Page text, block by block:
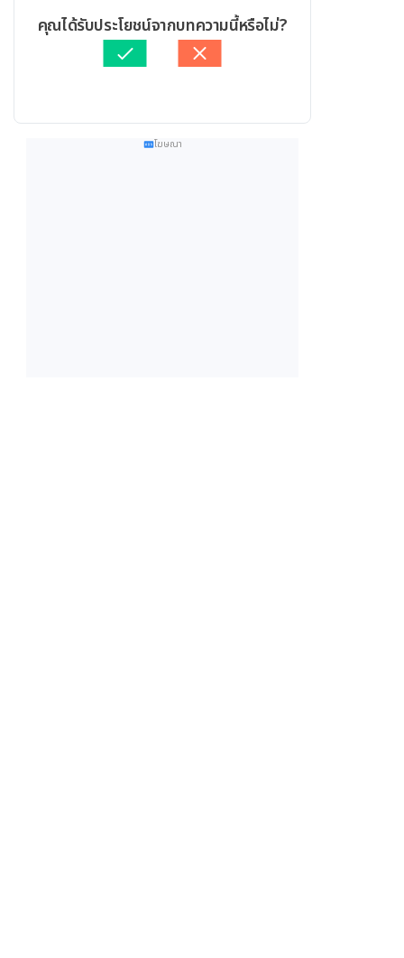
คุณได้รับประโยชน์จากบทความนี้หรือไม่?
โฆษณา